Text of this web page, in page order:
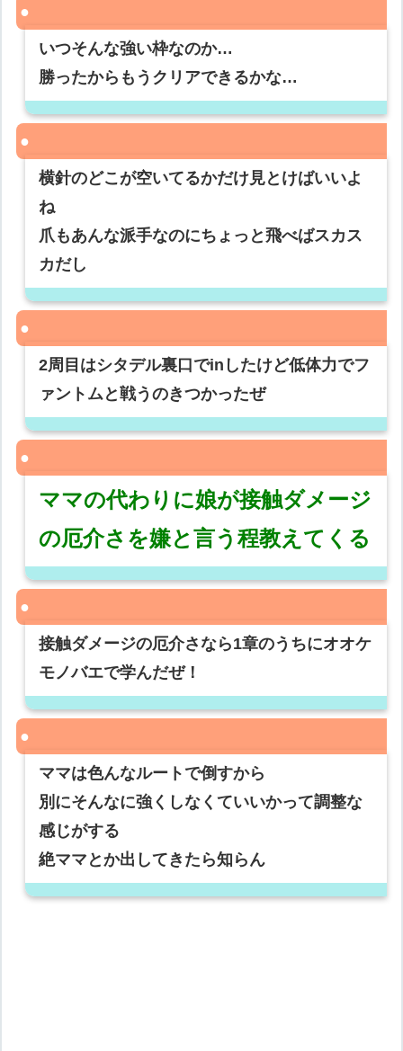
いつそんな強い枠なのか…
勝ったからもうクリアできるかな…
横針のどこが空いてるかだけ見とけばいいよ
ね
爪もあんな派手なのにちょっと飛べばスカス
カだし
2周目はシタデル裏口でinしたけど低体力でフ
ァントムと戦うのきつかったぜ
ママの代わりに娘が接触ダメージ
の厄介さを嫌と言う程教えてくる
接触ダメージの厄介さなら1章のうちにオオケ
モノバエで学んだぜ！
ママは色んなルートで倒すから
別にそんなに強くしなくていいかって調整な
感じがする
絶ママとか出してきたら知らん